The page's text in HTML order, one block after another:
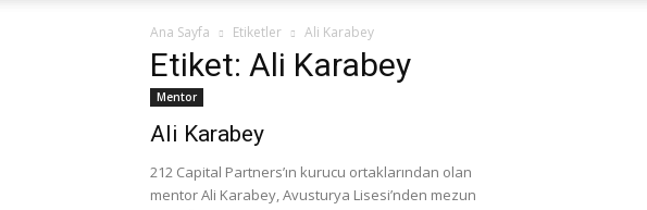
Ana Sayfa Etiketler Ali Karabey
Etiket: Ali Karabey
Mentor
Ali Karabey
212 Capital Partners’ın kurucu ortaklarından olan
mentor Ali Karabey, Avusturya Lisesi’nden mezun